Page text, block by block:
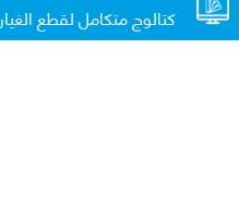
كتالوج متكامل لقطع الغيار